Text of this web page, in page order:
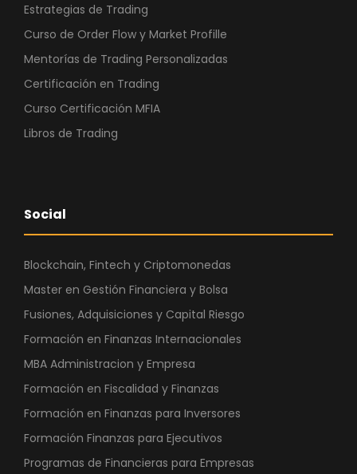
Estrategias de Trading
Curso de Order Flow y Market Profille
Mentorías de Trading Personalizadas
Certificación en Trading
Curso Certificación MFIA
Libros de Trading
Social
Blockchain, Fintech y Criptomonedas
Master en Gestión Financiera y Bolsa
Fusiones, Adquisiciones y Capital Riesgo
Formación en Finanzas Internacionales
MBA Administracion y Empresa
Formación en Fiscalidad y Finanzas
Formación en Finanzas para Inversores
Formación Finanzas para Ejecutivos
Programas de Financieras para Empresas